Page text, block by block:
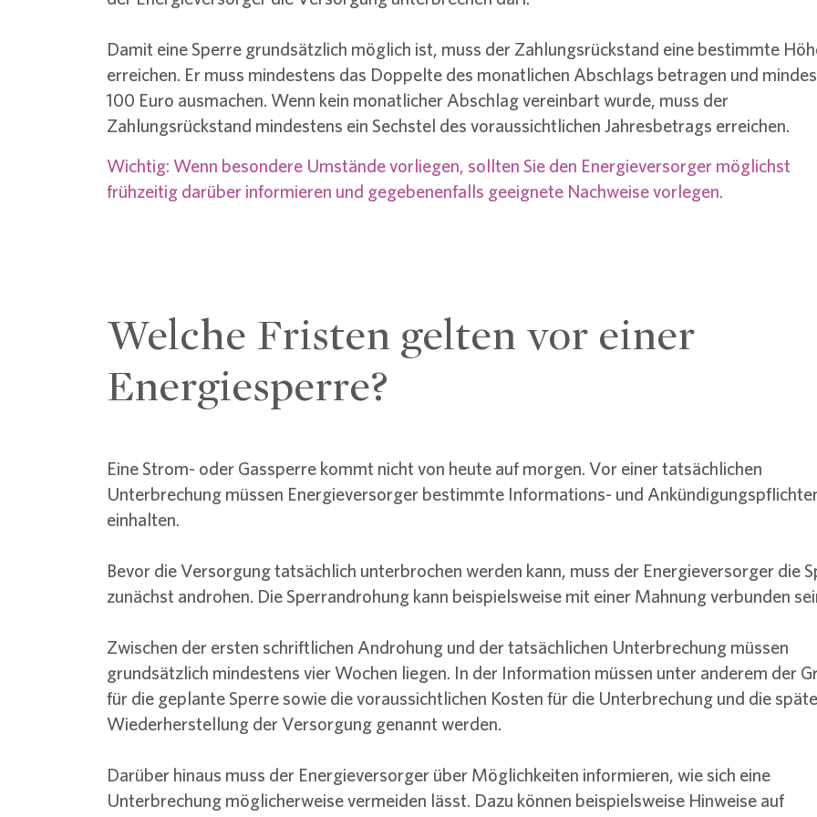
Damit eine Sperre grundsätzlich möglich ist, muss der Zahlungsrückstand eine bestimmte
erreichen. Er muss mindestens das Doppelte des monatlichen Abschlags betragen und
100 Euro ausmachen. Wenn kein monatlicher Abschlag vereinbart wurde, muss der
Zahlungsrückstand mindestens ein Sechstel des voraussichtlichen Jahresbetrags erreichen.
Wichtig: Wenn besondere Umstände vorliegen, sollten Sie den Energieversorger möglichst
frühzeitig darüber informieren und gegebenenfalls geeignete Nachweise vorlegen.
Welche Fristen gelten vor einer
Energiesperre?
Eine Strom- oder Gassperre kommt nicht von heute auf morgen. Vor einer tatsächlichen
Unterbrechung müssen Energieversorger bestimmte Informations- und
einhalten.
Bevor die Versorgung tatsächlich unterbrochen werden kann, muss der Energieversorger die
zunächst androhen. Die Sperrandrohung kann beispielsweise mit einer Mahnung verbunden
Zwischen der ersten schriftlichen Androhung und der tatsächlichen Unterbrechung müssen
grundsätzlich mindestens vier Wochen liegen. In der Information müssen unter anderem der
für die geplante Sperre sowie die voraussichtlichen Kosten für die Unterbrechung und die
Wiederherstellung der Versorgung genannt werden.
Darüber hinaus muss der Energieversorger über Möglichkeiten informieren, wie sich eine
Unterbrechung möglicherweise vermeiden lässt. Dazu können beispielsweise Hinweise auf